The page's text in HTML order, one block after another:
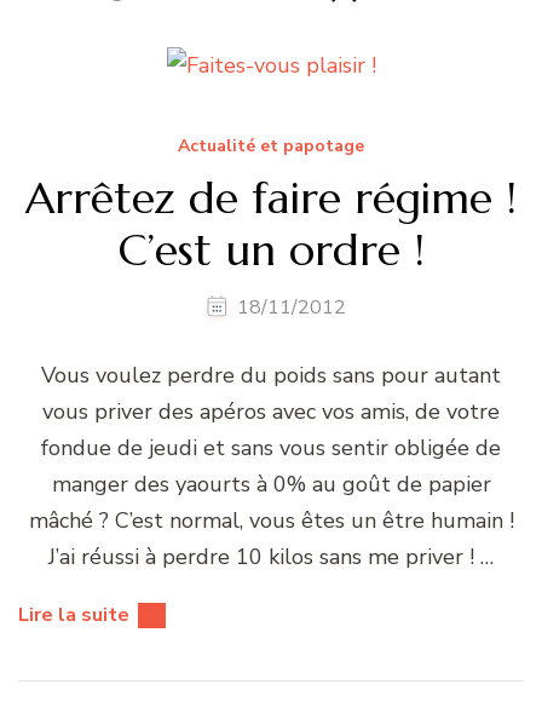
Actualité et papotage
Arrêtez de faire régime !
C’est un ordre !
18/11/2012
Vous voulez perdre du poids sans pour autant
vous priver des apéros avec vos amis, de votre
fondue de jeudi et sans vous sentir obligée de
manger des yaourts à 0% au goût de papier
mâché ? C’est normal, vous êtes un être humain !
J’ai réussi à perdre 10 kilos sans me priver ! …
Lire la suite